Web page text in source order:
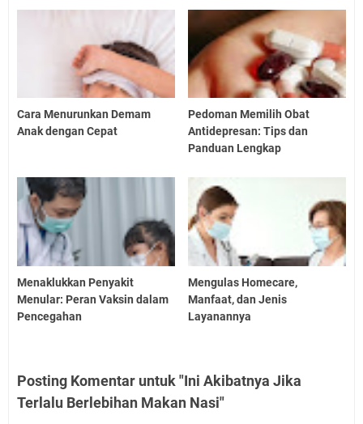
Cara Menurunkan Demam
Anak dengan Cepat
Pedoman Memilih Obat
Antidepresan: Tips dan
Panduan Lengkap
Menaklukkan Penyakit
Menular: Peran Vaksin dalam
Pencegahan
Mengulas Homecare,
Manfaat, dan Jenis
Layanannya
Posting Komentar untuk "Ini Akibatnya Jika
Terlalu Berlebihan Makan Nasi"